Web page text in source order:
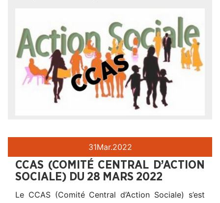
31Mar.2022
CCAS (COMITÉ CENTRAL D’ACTION
SOCIALE) DU 28 MARS 2022
Le CCAS (Comité Central d’Action Sociale) s’est